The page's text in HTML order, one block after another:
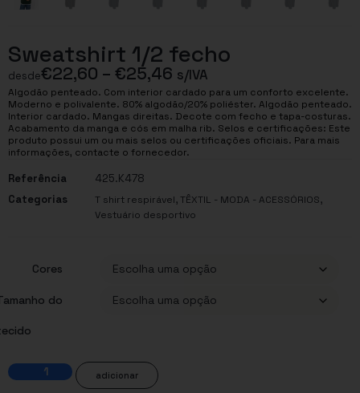
Sweatshirt 1/2 fecho
desde€22,60 – €25,46 s/IVA
Algodão penteado. Com interior cardado para um conforto excelente.
Moderno e polivalente. 80% algodão/20% poliéster. Algodão penteado.
Interior cardado. Mangas direitas. Decote com fecho e tapa-costuras.
Acabamento da manga e cós em malha rib. Selos e certificações: Este
produto possui um ou mais selos ou certificações oficiais. Para mais
informações, contacte o fornecedor.
Referência
425.K478
Categorias
T shirt respirável,TÊXTIL - MODA - ACESSÓRIOS,
Vestuário desportivo
Cores
do
adicionar